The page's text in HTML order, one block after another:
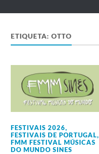
ETIQUETA:OTTO
FESTIVAIS 2026,
FESTIVAIS DE PORTUGAL,
FMM FESTIVAL MÚSICAS
DO MUNDO SINES